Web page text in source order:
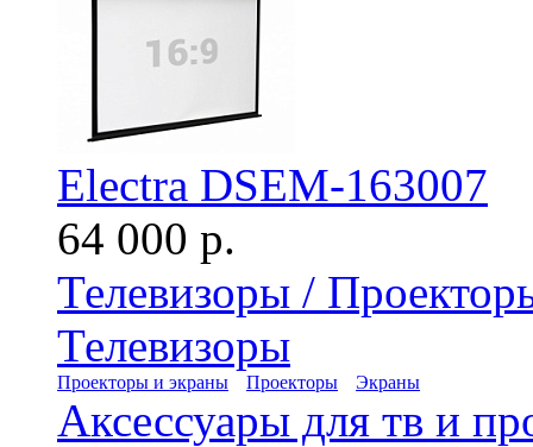
Electra DSEM-163007
64 000 р.
Телевизоры /
Телевизоры
Проекторы и экраны Проекторы Экраны
Аксессуары для тв и